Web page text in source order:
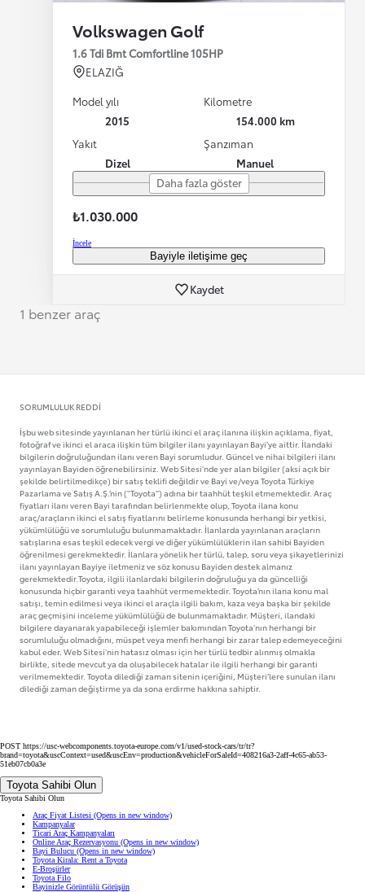
Volkswagen Golf
1.6 Tdi Bmt Comfortline 105HP
ELAZIĞ
Model yılı
2015
Kilometre
154.000 km
Yakıt
Dizel
Şanzıman
Manuel
Daha fazla göster
₺1.030.000
İncele
Bayiyle iletişime geç
Kaydet
1 benzer araç
SORUMLULUK REDDI
İşbu web sitesinde yayınlanan her türlü ikinci el araç ilanına ilişkin açıklama, fiyat,
fotoğraf ve ikinci el araca ilişkin tüm bilgiler ilanı yayınlayan Bayi’ye aittir. İlandaki
bilgilerin doğruluğundan ilanı veren Bayi sorumludur. Güncel ve nihai bilgileri ilanı
yayınlayan Bayiden öğrenebilirsiniz. Web Sitesi'nde yer alan bilgiler (aksi açık bir
şekilde belirtilmedikçe) bir satış teklifi değildir ve Bayi ve/veya Toyota Türkiye
Pazarlama ve Satış A.Ş.’nin ("Toyota”) adına bir taahhüt teşkil etmemektedir. Araç
fiyatları ilanı veren Bayi tarafından belirlenmekte olup, Toyota ilana konu
araç/araçların ikinci el satış fiyatlarını belirleme konusunda herhangi bir yetkisi,
yükümlülüğü ve sorumluluğu bulunmamaktadır. İlanlarda yayınlanan araçların
satışlarına esas teşkil edecek vergi ve diğer yükümlülüklerin ilan sahibi Bayiden
öğrenilmesi gerekmektedir. İlanlara yönelik her türlü, talep, soru veya şikayetlerinizi
ilanı yayınlayan Bayiye iletmeniz ve söz konusu Bayiden destek almanız
gerekmektedir.Toyota, ilgili ilanlardaki bilgilerin doğruluğu ya da güncelliği
konusunda hiçbir garanti veya taahhüt vermemektedir. Toyota’nın ilana konu mal
satışı, temin edilmesi veya ikinci el araçla ilgili bakım, kaza veya başka bir şekilde
araç geçmişini inceleme yükümlülüğü de bulunmamaktadır. Müşteri, ilandaki
bilgilere dayanarak yapabileceği işlemler bakımından Toyota'nın herhangi bir
sorumluluğu olmadığını, müspet veya menfi herhangi bir zarar talep edemeyeceğini
kabul eder. Web Sitesi'nin hatasız olması için her türlü tedbir alınmış olmakla
birlikte, sitede mevcut ya da oluşabilecek hatalar ile ilgili herhangi bir garanti
verilmemektedir. Toyota dilediği zaman sitenin içeriğini, Müşteri’lere sunulan ilanı
dilediği zaman değiştirme ya da sona erdirme hakkına sahiptir.
POST https://usc-webcomponents.toyota-europe.com/v1/used-stock-cars/tr/tr?
brand=toyota&uscContext=used&uscEnv=production&vehicleForSaleId=408216a3-2aff-4c65-ab53-
51eb07cb0a3e
Toyota Sahibi Olun
Toyota Sahibi Olun
Araç Fiyat Listesi (Opens in new window)
Kampanyalar
Ticari Araç Kampanyaları
Online Araç Rezervasyonu (Opens in new window)
Bayi Bulucu (Opens in new window)
Toyota Kirala: Rent a Toyota
E-Broşürler
Toyota Filo
Bayinizle Görüntülü Görüşün